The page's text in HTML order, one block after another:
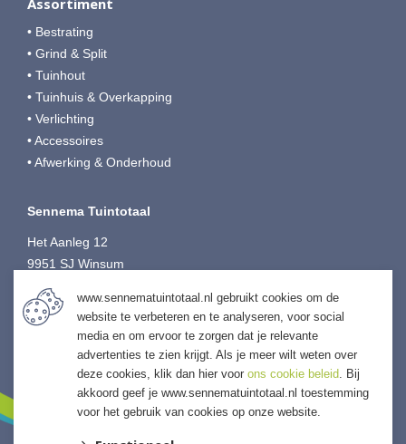
• Bestrating
• Grind & Split
• Tuinhout
• Tuinhuis & Overkapping
• Verlichting
• Accessoires
• Afwerking & Onderhoud
Sennema Tuintotaal
Het Aanleg 12
9951 SJ Winsum
0595-749080
E:tuintotaal@sennema-groep.nl
I:sennematuintotaal.nl
www.sennematuintotaal.nl gebruikt cookies om de
website te verbeteren en te analyseren, voor social
media en om ervoor te zorgen dat je relevante
advertenties te zien krijgt. Als je meer wilt weten over
deze cookies, klik dan hier voor ons cookie beleid. Bij
akkoord geef je www.sennematuintotaal.nl toestemming
voor het gebruik van cookies op onze website.